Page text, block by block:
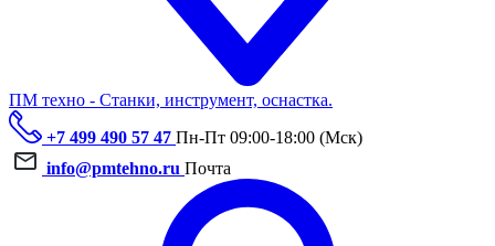
ПМ техно - Станки, инструмент, оснастка.
+7 499 490 57 47 Пн-Пт 09:00-18:00 (Мск)
info@pmtehno.ru Почта